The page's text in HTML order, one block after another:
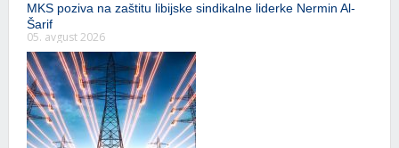
MKS poziva na zaštitu libijske sindikalne liderke Nermin Al-
Šarif
05. avgust 2026